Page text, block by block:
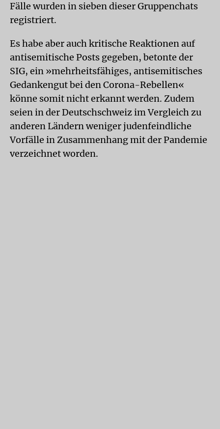
Fälle wurden in sieben dieser Gruppenchats
registriert.
Es habe aber auch kritische Reaktionen auf
antisemitische Posts gegeben, betonte der
SIG, ein »mehrheitsfähiges, antisemitisches
Gedankengut bei den Corona-Rebellen«
könne somit nicht erkannt werden. Zudem
seien in der Deutschschweiz im Vergleich zu
anderen Ländern weniger judenfeindliche
Vorfälle in Zusammenhang mit der Pandemie
verzeichnet worden.